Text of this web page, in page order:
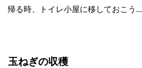
帰る時、トイレ小屋に移しておこう...
玉ねぎの収穫